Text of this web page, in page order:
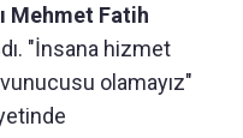
Mehmet Fatih
"İnsana hizmet
olamayız"